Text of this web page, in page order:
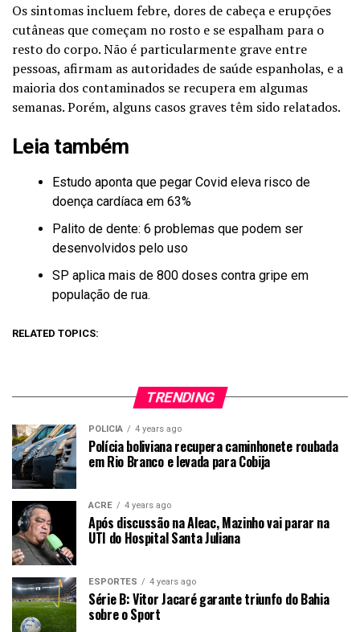
Os sintomas incluem febre, dores de cabeça e erupções
cutâneas que começam no rosto e se espalham para o
resto do corpo. Não é particularmente grave entre
pessoas, afirmam as autoridades de saúde espanholas, e a
maioria dos contaminados se recupera em algumas
semanas. Porém, alguns casos graves têm sido relatados.
Leia também
Estudo aponta que pegar Covid eleva risco de
doença cardíaca em 63%
Palito de dente: 6 problemas que podem ser
desenvolvidos pelo uso
SP aplica mais de 800 doses contra gripe em
população de rua.
RELATED TOPICS:
TRENDING
POLICIA 4 years ago
Polícia boliviana recupera caminhonete roubada
em Rio Branco e levada para Cobija
ACRE 4 years ago
Após discussão na Aleac, Mazinho vai parar na
UTI do Hospital Santa Juliana
ESPORTES 4 years ago
Série B: Vitor Jacaré garante triunfo do Bahia
sobre o Sport